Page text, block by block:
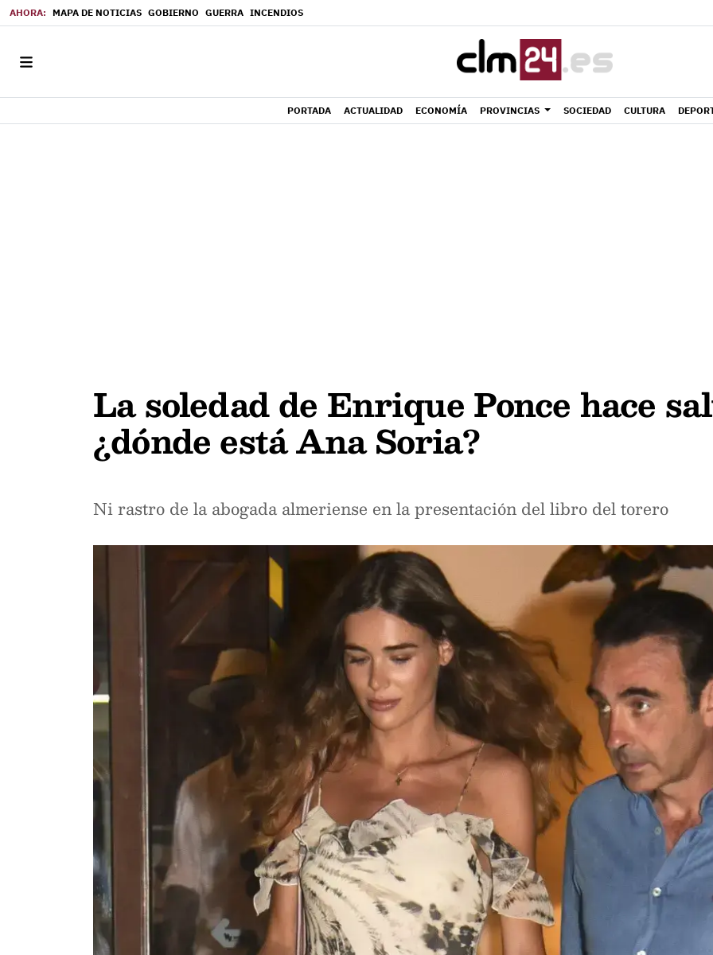
MAPA DE NOTICIAS GOBIERNO GUERRA INCENDIOS
PORTADA ACTUALIDAD ECONOMÍA PROVINCIAS SOCIEDAD CULTURA
La soledad de Enrique Ponce hace
¿dónde está Ana Soria?
Ni rastro de la abogada almeriense en la presentación del libro del torero